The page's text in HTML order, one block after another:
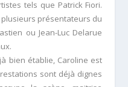
tels que Patrick Fiori.
présentateurs du
ou Jean-Luc Delarue
bien établie, Caroline est
sont déjà dignes